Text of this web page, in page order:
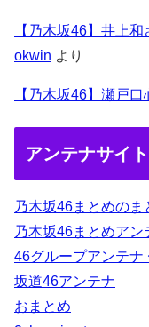
【乃木坂46】井上
okwin より
【乃木坂46】瀬戸
アンテナサイ
乃木坂46まとめのま
乃木坂46まとめアン
46グループアンテナ
坂道46アンテナ
おまとめ